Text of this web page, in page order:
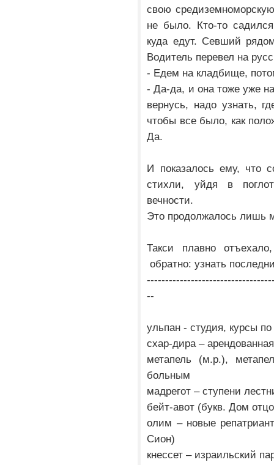
свою
не было. Кто-то
куда едут. Севший
Водитель перевел на
- Едем на кладбище,
- Да-да, и она тоже уже
вернусь, надо узнать,
чтобы все было, как
Да.
И показалось ему, что
стихли, уйдя в
вечности.
Это продолжалось лишь
Такси плавно
обратно: узнать
--
ульпан - студия, курсы
схар-дира –
метапель (м.р.),
больным
мадрегот – ступени
бейт-авот (букв. Дом
олим – новые
Сион)
кнессет – израильский